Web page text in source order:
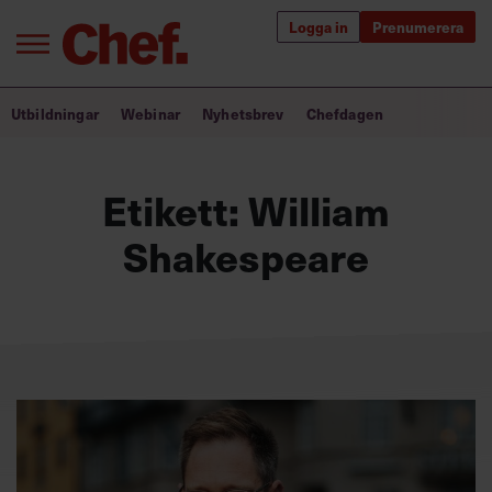
Logga in Prenumerera
Bra ledare förändrar världen
Utbildning för ledare
Chefakademin+
Utbildningar Webinar Nyhetsbrev Chefdagen
Etikett:William
Shakespeare